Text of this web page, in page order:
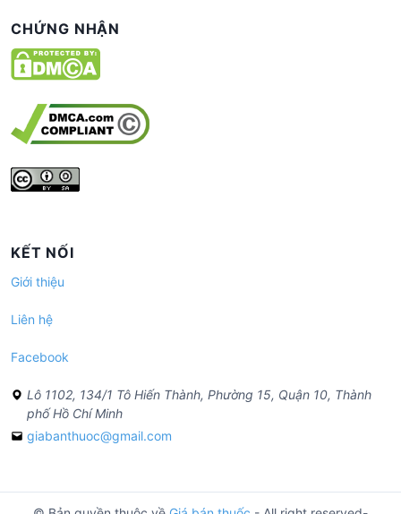
CHỨNG NHẬN
KẾT NỐI
Giới thiệu
Liên hệ
Facebook
Lô 1102, 134/1 Tô Hiến Thành, Phường 15, Quận 10, Thành
phố Hồ Chí Minh
giabanthuoc@gmail.com